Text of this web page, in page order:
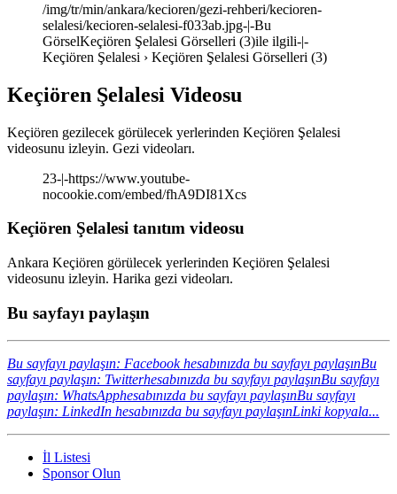
/img/tr/min/ankara/kecioren/gezi-rehberi/kecioren-
selalesi/kecioren-selalesi-f033ab.jpg-|-Bu
GörselKeçiören Şelalesi Görselleri (3)ile ilgili-|-
Keçiören Şelalesi › Keçiören Şelalesi Görselleri (3)
Keçiören Şelalesi Videosu
Keçiören gezilecek görülecek yerlerinden Keçiören Şelalesi
videosunu izleyin. Gezi videoları.
23-|-https://www.youtube-
nocookie.com/embed/fhA9DI81Xcs
Keçiören Şelalesi tanıtım videosu
Ankara Keçiören görülecek yerlerinden Keçiören Şelalesi
videosunu izleyin. Harika gezi videoları.
Bu sayfayı paylaşın
Bu sayfayı paylaşın: Facebook hesabınızda bu sayfayı paylaşınBu
sayfayı paylaşın: Twitterhesabınızda bu sayfayı paylaşınBu sayfayı
paylaşın: WhatsApphesabınızda bu sayfayı paylaşınBu sayfayı
paylaşın: LinkedIn hesabınızda bu sayfayı paylaşınLinki kopyala...
İl Listesi
Sponsor Olun